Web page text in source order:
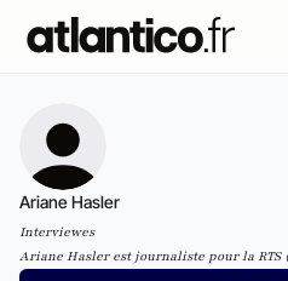
Ariane Hasler
Interviewes
Ariane Hasler est journaliste pour la RTS